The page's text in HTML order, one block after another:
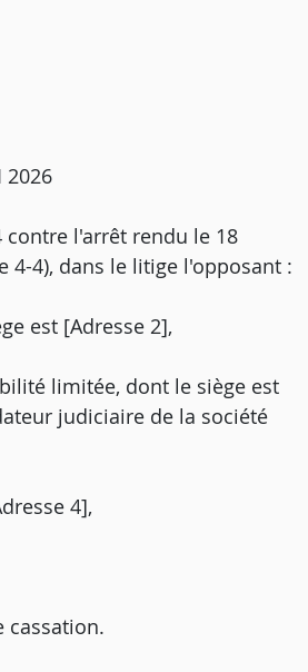
2026
contre l'arrêt rendu le 18
4-4), dans le litige l'opposant :
est [Adresse 2],
limitée, dont le siège est
judiciaire de la société
4],
cassation.